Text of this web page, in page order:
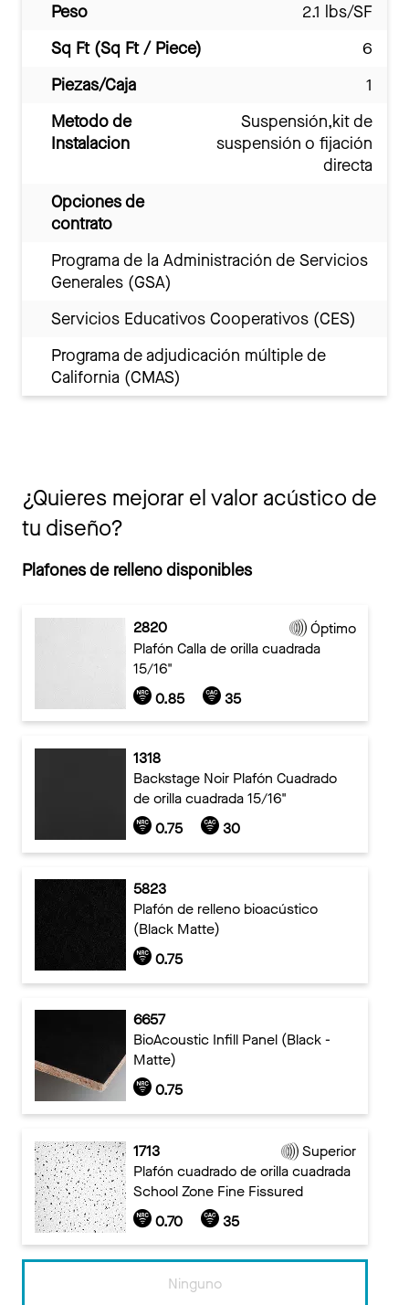
Peso
2.1 lbs/SF
Sq Ft (Sq Ft / Piece)
6
Piezas/Caja
1
Metodo de
Instalacion
Suspensión,kit de
suspensión o fijación
directa
Opciones de
contrato
Programa de la Administración de Servicios
Generales (GSA)
Servicios Educativos Cooperativos (CES)
Programa de adjudicación múltiple de
California (CMAS)
¿Quieres mejorar el valor acústico de
tu diseño?
Plafones de relleno disponibles
2820
Óptimo
Plafón Calla de orilla cuadrada
15/16"
0.85
35
1318
Backstage Noir Plafón Cuadrado
de orilla cuadrada 15/16"
0.75
30
5823
Plafón de relleno bioacústico
(Black Matte)
0.75
6657
BioAcoustic Infill Panel (Black -
Matte)
0.75
1713
Superior
Plafón cuadrado de orilla cuadrada
School Zone Fine Fissured
0.70
35
Ninguno